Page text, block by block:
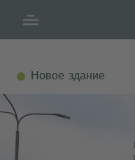
Навигация
Содержание
Нижний колонтитул
Новое здание